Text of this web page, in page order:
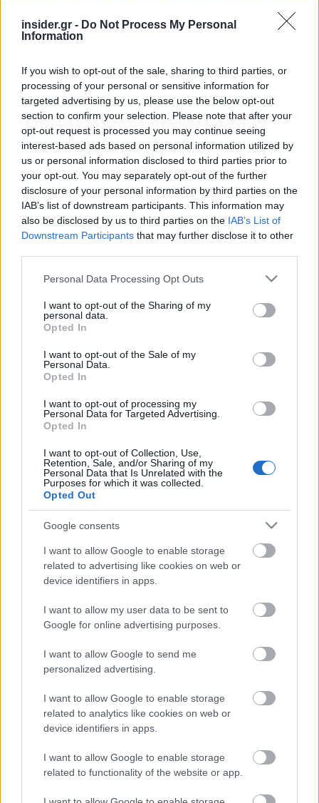
insider.gr - Do Not Process My Personal
Information
If you wish to opt-out of the sale, sharing to third parties, or
processing of your personal or sensitive information for
targeted advertising by us, please use the below opt-out
section to confirm your selection. Please note that after your
opt-out request is processed you may continue seeing
interest-based ads based on personal information utilized by
us or personal information disclosed to third parties prior to
your opt-out. You may separately opt-out of the further
disclosure of your personal information by third parties on the
IAB’s list of downstream participants. This information may
also be disclosed by us to third parties on the IAB’s List of
Downstream Participants that may further disclose it to other
Please note that this website/app uses one or more Google
not limited to your visit or usage behaviour. You may click to
grant or deny consent to Google and its third-party tags to
use your data for below specified purposes in below Google
consent section.
Personal Data Processing Opt Outs
I want to opt-out of the Sharing of my
personal data.
Opted In
I want to opt-out of the Sale of my
Personal Data.
Opted In
I want to opt-out of processing my
Personal Data for Targeted Advertising.
Opted In
I want to opt-out of Collection, Use,
Retention, Sale, and/or Sharing of my
Personal Data that Is Unrelated with the
Purposes for which it was collected.
Opted Out
Google consents
I want to allow Google to enable storage
related to advertising like cookies on web or
device identifiers in apps.
I want to allow my user data to be sent to
Google for online advertising purposes.
I want to allow Google to send me
personalized advertising.
I want to allow Google to enable storage
related to analytics like cookies on web or
device identifiers in apps.
I want to allow Google to enable storage
related to functionality of the website or app.
το 2025
στην κυκλοφορία
stablecoins σε ευρώ
16-02-2026 11:43
Bloomberg: Η σκιά της
Λεπέν βαραίνει τη
διαδοχή της Κριστίν
Λαγκάρντ στην ΕΚΤ
πραγματικότητα
απαιτεί περισσότερο
κοινό χρέος
01-12-2025 11:12
Νάγκελ (ΕΚΤ): Τα
«καλό επίπεδο»
03-11-2025 08:37
Νάγκελ (ΕΚΤ) για
επιτόκια: Όλες οι
18-10-2025 18:15
Νάγκελ (ΕΚΤ): Ο
στόχου τα επόμενα
χρόνια
15-10-2025 20:44
αλλαγή στα επιτόκια -
Είμαστε κοντά στον
08-10-2025 15:49
Προειδοποίηση Ρεν